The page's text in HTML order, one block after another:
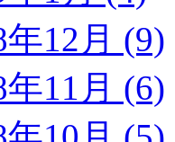
年12月 (9)
年11月 (6)